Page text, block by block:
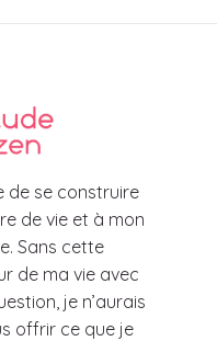
de se construire
de vie et à mon
Sans cette
de ma vie avec
je n’aurais
offrir ce que je